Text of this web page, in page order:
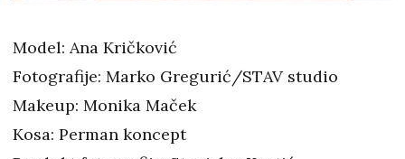
Model: Ana Kričković
Fotografije: Marko Gregurić/STAV studio
Makeup: Monika Maček
Kosa: Perman koncept